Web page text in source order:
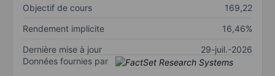
Objectif de cours
169,22
Rendement implicite
16,46%
Dernière mise à jour
29-juil.-2026
Données fournies par